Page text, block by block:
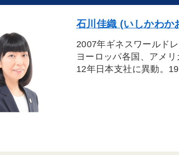
石川佳織 (いしかわか
2007年ギネスワールド
ヨーロッパ各国、アメ
12年日本支社に異動。19